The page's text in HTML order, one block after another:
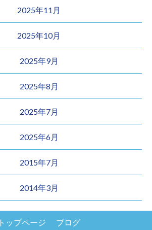
2025年11月
2025年10月
2025年9月
2025年8月
2025年7月
2025年6月
2015年7月
2014年3月
トップページ ブログ